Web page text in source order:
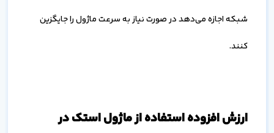
شبکه اجازه می‌دهد در صورت نیاز به سرعت ماژول را جایگزین
کنند.
ارزش افزوده استفاده از ماژول استک در